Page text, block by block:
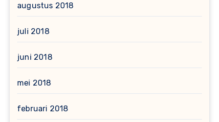
augustus 2018
juli 2018
juni 2018
mei 2018
februari 2018